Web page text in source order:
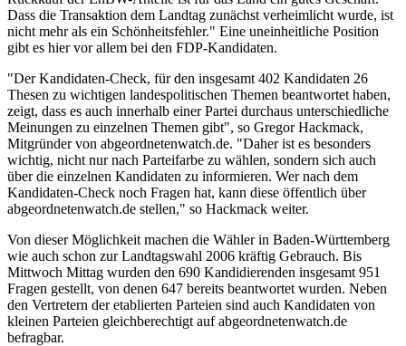
Dass die Transaktion dem Landtag zunächst verheimlicht wurde, ist
nicht mehr als ein Schönheitsfehler." Eine uneinheitliche Position
gibt es hier vor allem bei den FDP-Kandidaten.
"Der Kandidaten-Check, für den insgesamt 402 Kandidaten 26
Thesen zu wichtigen landespolitischen Themen beantwortet haben,
zeigt, dass es auch innerhalb einer Partei durchaus unterschiedliche
Meinungen zu einzelnen Themen gibt", so Gregor Hackmack,
Mitgründer von abgeordnetenwatch.de. "Daher ist es besonders
wichtig, nicht nur nach Parteifarbe zu wählen, sondern sich auch
über die einzelnen Kandidaten zu informieren. Wer nach dem
Kandidaten-Check noch Fragen hat, kann diese öffentlich über
abgeordnetenwatch.de stellen," so Hackmack weiter.
Von dieser Möglichkeit machen die Wähler in Baden-Württemberg
wie auch schon zur Landtagswahl 2006 kräftig Gebrauch. Bis
Mittwoch Mittag wurden den 690 Kandidierenden insgesamt 951
Fragen gestellt, von denen 647 bereits beantwortet wurden. Neben
den Vertretern der etablierten Parteien sind auch Kandidaten von
kleinen Parteien gleichberechtigt auf abgeordnetenwatch.de
befragbar.